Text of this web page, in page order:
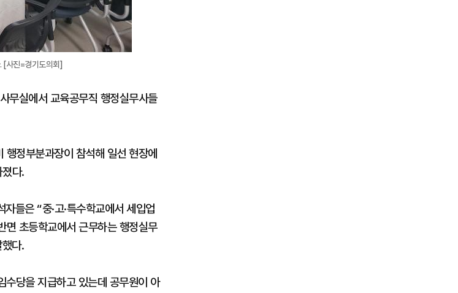
[사진=경기도의회]
무실에서 교육공무직 행정실무사들
정부분과장이 참석해 일선 현장에
다.
자들은 “중·고·특수학교에서 세입업
초등학교에서 근무하는 행정실무
다.
수당을 지급하고 있는데 공무원이 아